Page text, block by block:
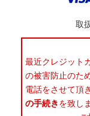
取
最近クレジット
の被害防止のた
電話をさせて頂き
の手続きを致し